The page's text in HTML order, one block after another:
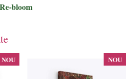
Re-bloom
NOU NOU